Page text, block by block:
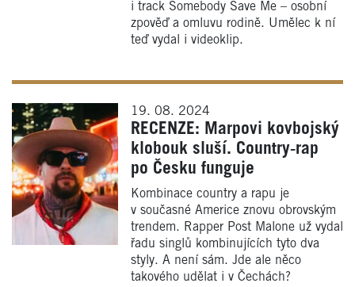
i track Somebody Save Me – osobní
zpověď a omluvu rodině. Umělec k ní
teď vydal i videoklip.
19. 08. 2024
RECENZE: Marpovi kovbojský
klobouk sluší. Country‑rap
po Česku funguje
Kombinace country a rapu je
v současné Americe znovu obrovským
trendem. Rapper Post Malone už vydal
řadu singlů kombinujících tyto dva
styly. A není sám. Jde ale něco
takového udělat i v Čechách?